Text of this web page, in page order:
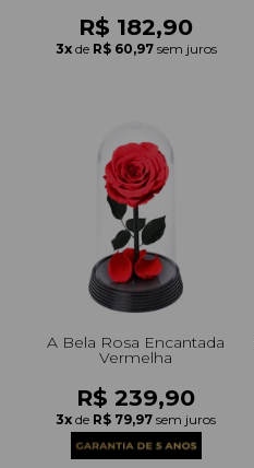
R$ 182,90
3x de R$ 60,97 sem juros
A Bela Rosa Encantada
Vermelha
R$ 239,90
3x de R$ 79,97 sem juros